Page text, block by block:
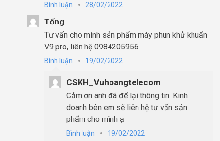
Bình luận 28/02/2022
Tống
Tư vấn cho mình sản phẩm máy phun khử khuẩn
V9 pro, liên hệ 0984205956
Bình luận 19/02/2022
CSKH_Vuhoangtelecom
Cảm ơn anh đã để lại thông tin. Kinh
doanh bên em sẽ liên hệ tư vấn sản
phẩm cho mình ạ
Bình luận 19/02/2022